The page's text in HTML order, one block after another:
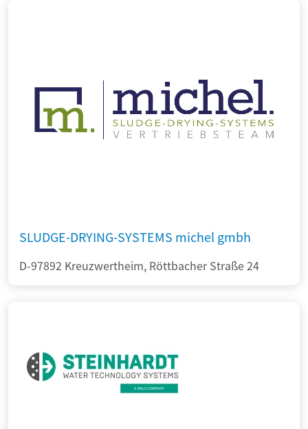
SLUDGE-DRYING-SYSTEMS michel gmbh
D-97892 Kreuzwertheim, Röttbacher Straße 24